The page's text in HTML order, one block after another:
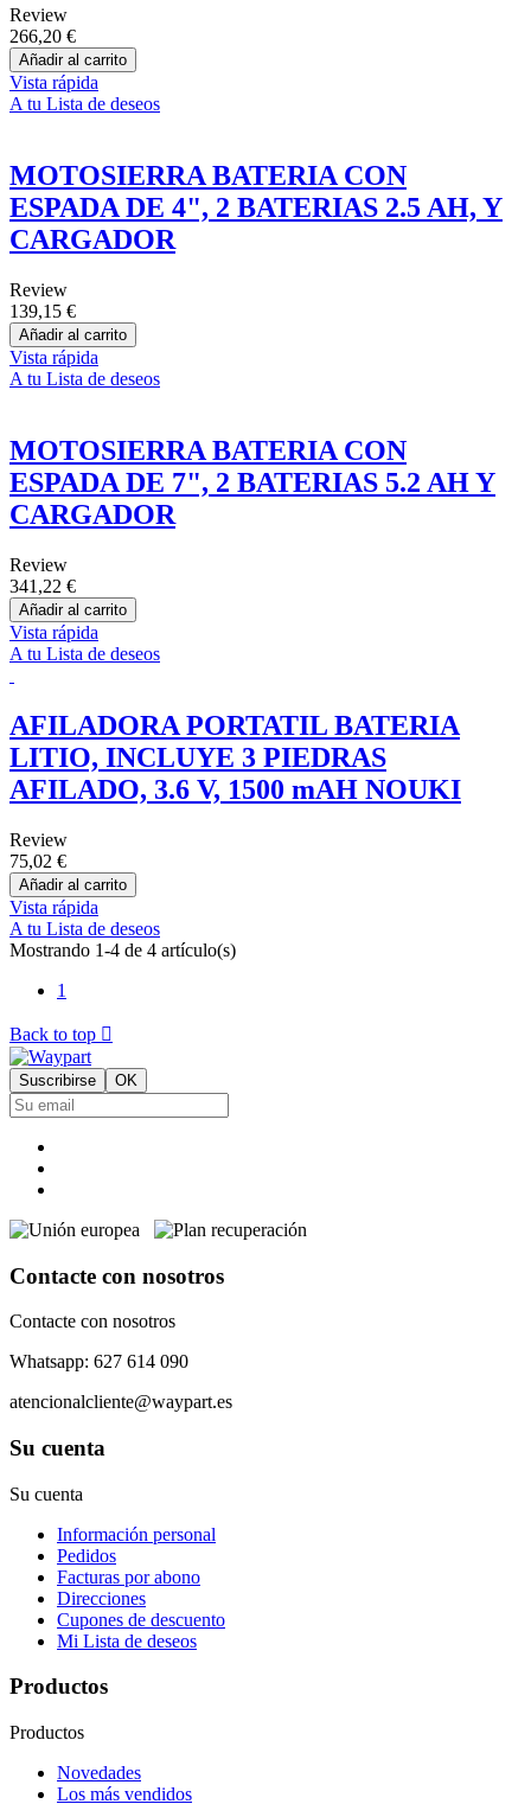
Review
266,20 €
Añadir al carrito
Vista rápida
A tu Lista de deseos
MOTOSIERRA BATERIA CON
ESPADA DE 4", 2 BATERIAS 2.5 AH, Y
CARGADOR
Review
139,15 €
Añadir al carrito
Vista rápida
A tu Lista de deseos
MOTOSIERRA BATERIA CON
ESPADA DE 7", 2 BATERIAS 5.2 AH Y
CARGADOR
Review
341,22 €
Añadir al carrito
Vista rápida
A tu Lista de deseos
AFILADORA PORTATIL BATERIA
LITIO, INCLUYE 3 PIEDRAS
AFILADO, 3.6 V, 1500 mAH NOUKI
Review
75,02 €
Añadir al carrito
Vista rápida
A tu Lista de deseos
Mostrando 1-4 de 4 artículo(s)
1
Back to top 
Contacte con nosotros
Contacte con nosotros
Whatsapp: 627 614 090
atencionalcliente@waypart.es
Su cuenta
Su cuenta
Información personal
Pedidos
Facturas por abono
Direcciones
Cupones de descuento
Mi Lista de deseos
Productos
Productos
Novedades
Los más vendidos